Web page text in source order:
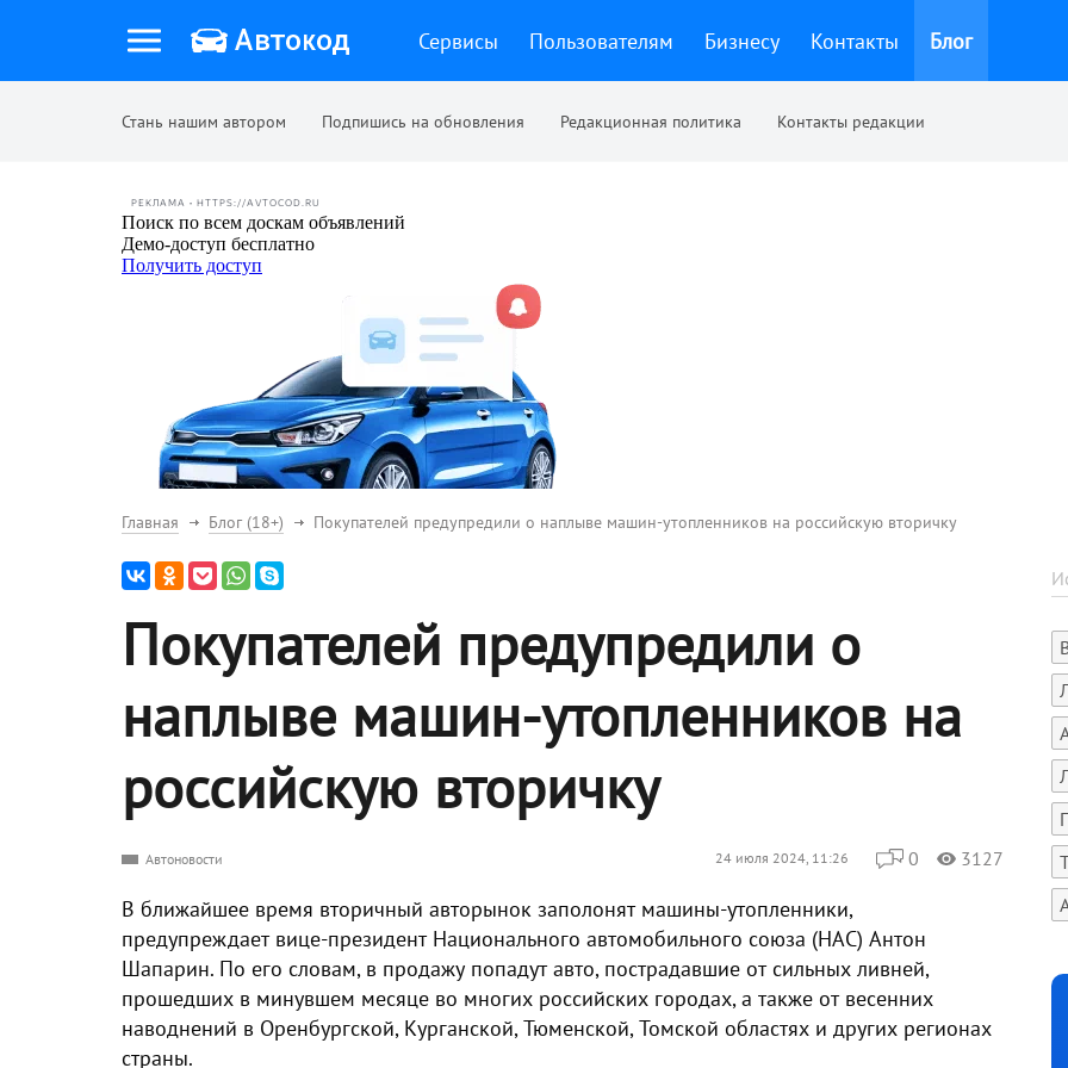
Сервисы Пользователям Бизнесу Контакты Блог
Стань нашим автором Подпишись на обновления Редакционная политика Контакты редакции
РЕКЛАМА • HTTPS://AVTOCOD.RU
Главная Блог (18+) Покупателей предупредили о наплыве машин-утопленников на российскую вторичку
Покупателей предупредили о
наплыве машин-утопленников на
российскую вторичку
Автоновости 24 июля 2024, 11:26 0 3127
В ближайшее время вторичный авторынок заполонят машины-утопленники,
предупреждает вице-президент Национального автомобильного союза (НАС) Антон
Шапарин. По его словам, в продажу попадут авто, пострадавшие от сильных ливней,
прошедших в минувшем месяце во многих российских городах, а также от весенних
наводнений в Оренбургской, Курганской, Тюменской, Томской областях и других регионах
страны.